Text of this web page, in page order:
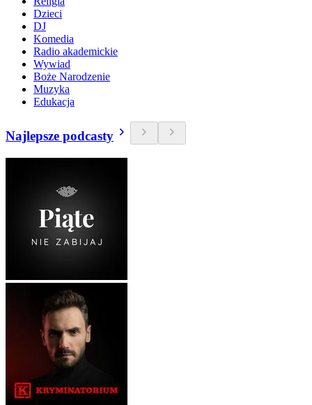
Dzieci
DJ
Komedia
Radio akademickie
Wywiad
Boże Narodzenie
Muzyka
Edukacja
Najlepsze podcasty